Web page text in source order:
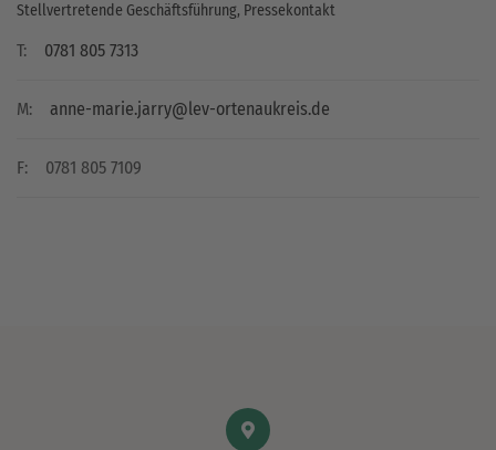
Stellvertretende Geschäftsführung, Pressekontakt
T: 0781 805 7313
M: anne-marie.jarry@lev-ortenaukreis.de
F: 0781 805 7109